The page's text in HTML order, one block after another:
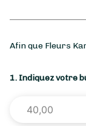
Afin que Fleurs
1. Indiquez votre